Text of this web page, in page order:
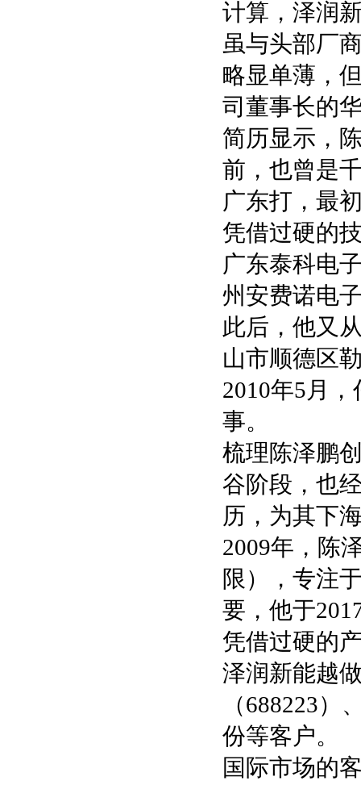
计算，泽润
虽与头部厂
略显单薄，
司董事长的
简历显示，
前，也曾是
广东打，最
凭借过硬的
广东泰科电
州安费诺电
此后，他又
山市顺德区
2010年5月
事。
梳理陈泽鹏
谷阶段，也
历，为其下
2009年，陈
限），专注
要，他于
凭借过硬的
泽润新能越
（688223
份等客户。
国际市场的